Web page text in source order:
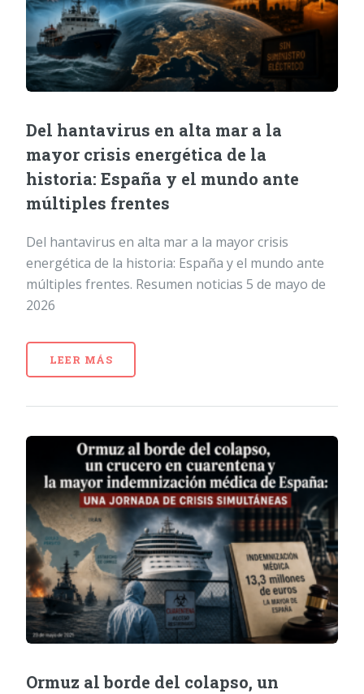
Del hantavirus en alta mar a la
mayor crisis energética de la
historia: España y el mundo ante
múltiples frentes
Del hantavirus en alta mar a la mayor crisis
energética de la historia: España y el mundo ante
múltiples frentes. Resumen noticias 5 de mayo de
2026
LEER MÁS
Ormuz al borde del colapso, un